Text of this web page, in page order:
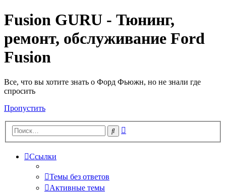
Fusion GURU - Тюнинг,
ремонт, обслуживание Ford
Fusion
Все, что вы хотите знать о Форд Фьюжн, но не знали где
спросить
Пропустить
Поиск
Ссылки
Темы без ответов
Активные темы